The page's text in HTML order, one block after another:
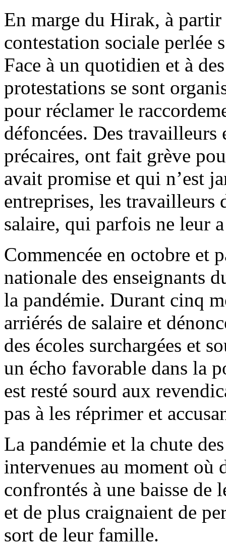
En marge du Hirak, à
contestation sociale perlée
Face à un quotidien et à
protestations se sont
pour réclamer le
défoncées. Des travailleurs
précaires, ont fait grève
avait promise et qui n’est
entreprises, les
salaire, qui parfois ne leur
Commencée en octobre et
nationale des enseignants
la pandémie. Durant cinq
arriérés de salaire et
des écoles surchargées et
un écho favorable dans la
est resté sourd aux
pas à les réprimer et
La pandémie et la chute
intervenues au moment où
confrontés à une baisse
et de plus craignaient de
sort de leur famille.